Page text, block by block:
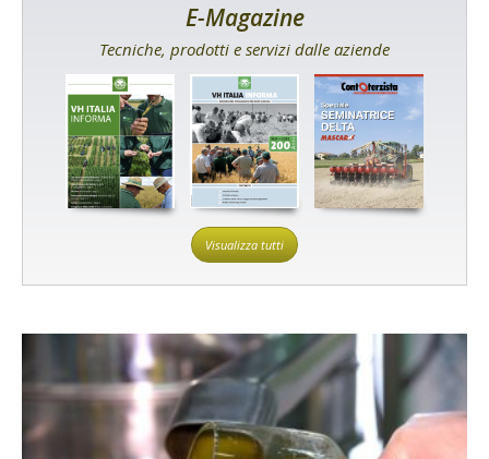
E-Magazine
Tecniche, prodotti e servizi dalle aziende
Visualizza tutti